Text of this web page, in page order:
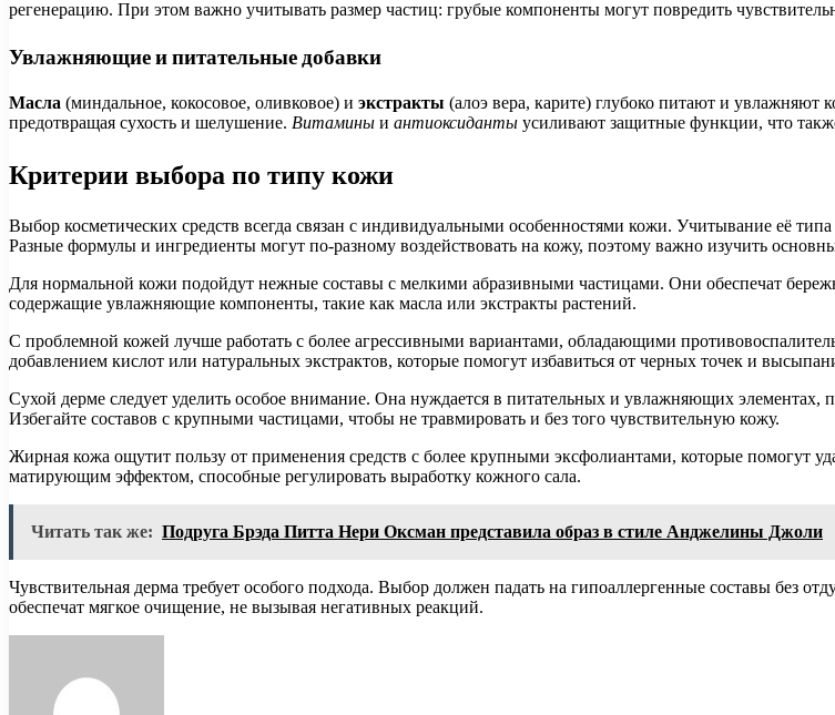
регенерацию. При этом важно учитывать размер частиц: грубые компоненты могут повредить
Увлажняющие и питательные добавки
Масла (миндальное, кокосовое, оливковое) и экстракты (алоэ вера, карите) глубоко питают и увлажняют
предотвращая сухость и шелушение. Витамины и антиоксиданты усиливают защитные функции, что
Критерии выбора по типу кожи
Выбор косметических средств всегда связан с индивидуальными особенностями кожи. Учитывание её
Разные формулы и ингредиенты могут по-разному воздействовать на кожу, поэтому важно изучить
Для нормальной кожи подойдут нежные составы с мелкими абразивными частицами. Они обеспечат
содержащие увлажняющие компоненты, такие как масла или экстракты растений.
С проблемной кожей лучше работать с более агрессивными вариантами, обладающими
добавлением кислот или натуральных экстрактов, которые помогут избавиться от черных точек и
Сухой дерме следует уделить особое внимание. Она нуждается в питательных и увлажняющих элементах,
Избегайте составов с крупными частицами, чтобы не травмировать и без того чувствительную кожу.
Жирная кожа ощутит пользу от применения средств с более крупными эксфолиантами, которые помогут
матирующим эффектом, способные регулировать выработку кожного сала.
Читать так же: Подруга Брэда Питта Нери Оксман представила образ в стиле Анджелины Джоли
Чувствительная дерма требует особого подхода. Выбор должен падать на гипоаллергенные составы без
обеспечат мягкое очищение, не вызывая негативных реакций.